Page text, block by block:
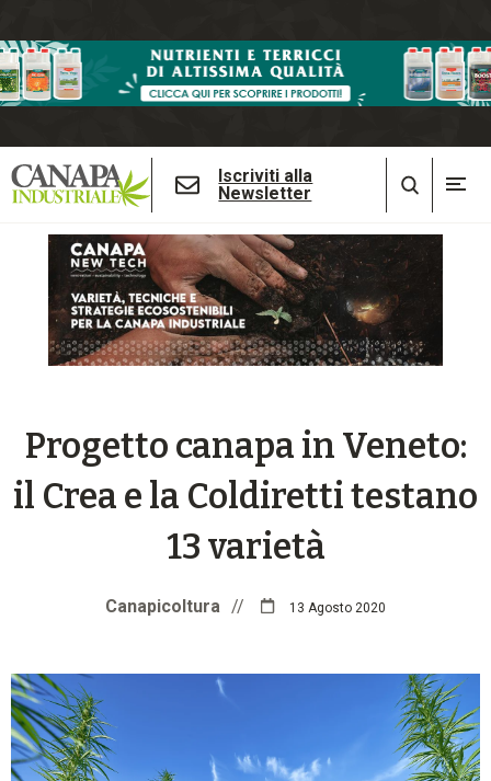
Iscriviti alla
Newsletter
Progetto canapa in Veneto:
il Crea e la Coldiretti testano
13 varietà
Canapicoltura // 13 Agosto 2020